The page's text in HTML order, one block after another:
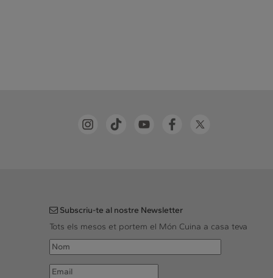
Subscriu-te al nostre Newsletter
Tots els mesos et portem el Món Cuina a casa teva